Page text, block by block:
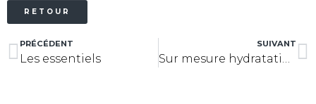
RETOUR
PRÉCÉDENT
Les essentiels
SUIVANT
Sur mesure hydratation